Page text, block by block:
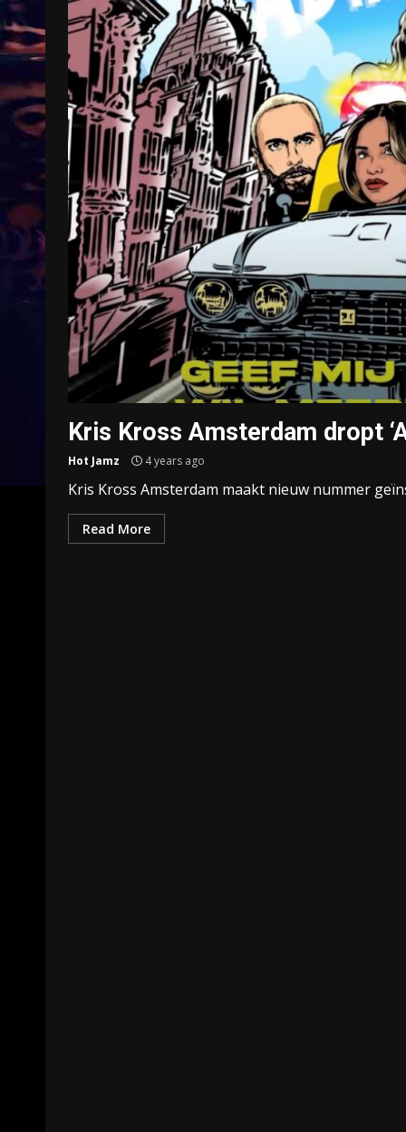
Kris Kross Amsterdam dropt
Hot Jamz 4 years ago
Kris Kross Amsterdam maakt nieuw nummer
Read More
Treinkaartjes worden duurder,
abonnementen verdwijnen
9 months ago